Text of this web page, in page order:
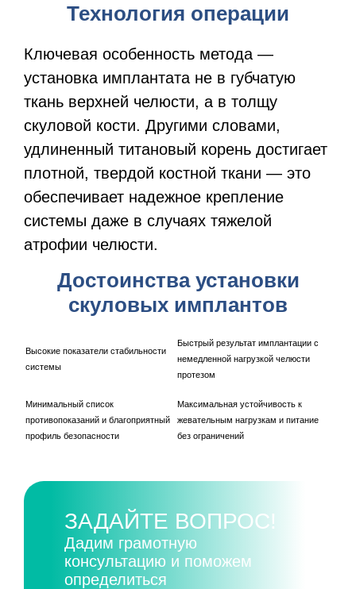
Технология операции
Ключевая особенность метода —
установка имплантата не в губчатую
ткань верхней челюсти, а в толщу
скуловой кости. Другими словами,
удлиненный титановый корень достигает
плотной, твердой костной ткани — это
обеспечивает надежное крепление
системы даже в случаях тяжелой
атрофии челюсти.
Достоинства установки
скуловых имплантов
Высокие показатели стабильности
системы
Быстрый результат имплантации с
немедленной нагрузкой челюсти
протезом
Минимальный список
противопоказаний и благоприятный
профиль безопасности
Максимальная устойчивость к
жевательным нагрузкам и питание
без ограничений
ЗАДАЙТЕ ВОПРОС!
Дадим грамотную
консультацию и поможем
определиться